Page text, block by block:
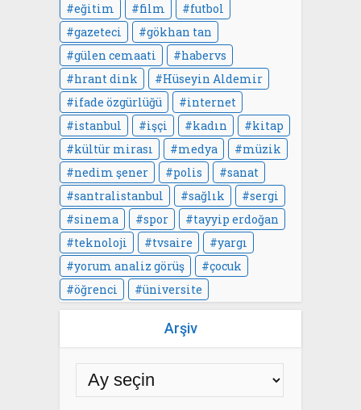
eğitim
film
futbol
gazeteci
gökhan tan
gülen cemaati
habervs
hrant dink
Hüseyin Aldemir
ifade özgürlüğü
internet
istanbul
işçi kadın
kitap
kültür mirası
medya
müzik
nedim şener
polis
sanat
santralistanbul
sağlık
sergi
sinema
spor
tayyip erdoğan
teknoloji
tvsaire
yargı
yorum analiz görüş
çocuk
öğrenci
üniversite
Arşiv